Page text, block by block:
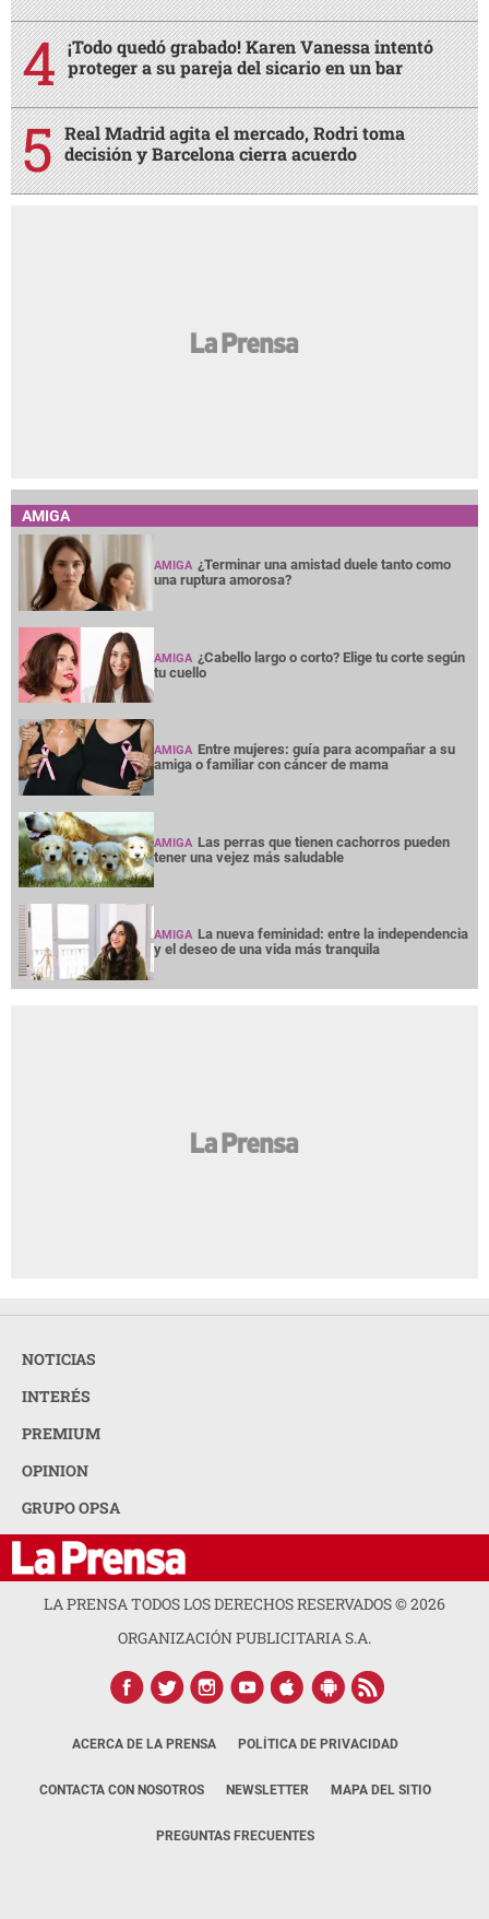
¡Todo quedó grabado! Karen Vanessa intentó
proteger a su pareja del sicario en un bar
Real Madrid agita el mercado, Rodri toma
decisión y Barcelona cierra acuerdo
AMIGA
AMIGA ¿Terminar una amistad duele tanto como
una ruptura amorosa?
AMIGA ¿Cabello largo o corto? Elige tu corte según
tu cuello
AMIGA Entre mujeres: guía para acompañar a su
amiga o familiar con cáncer de mama
AMIGA Las perras que tienen cachorros pueden
tener una vejez más saludable
AMIGA La nueva feminidad: entre la independencia
y el deseo de una vida más tranquila
NOTICIAS
INTERÉS
PREMIUM
OPINION
GRUPO OPSA
LA PRENSA TODOS LOS DERECHOS RESERVADOS ©2026
ORGANIZACIÓN PUBLICITARIA S.A.
ACERCA DE LA PRENSA POLÍTICA DE PRIVACIDAD
CONTACTA CON NOSOTROS NEWSLETTER MAPA DEL SITIO
PREGUNTAS FRECUENTES